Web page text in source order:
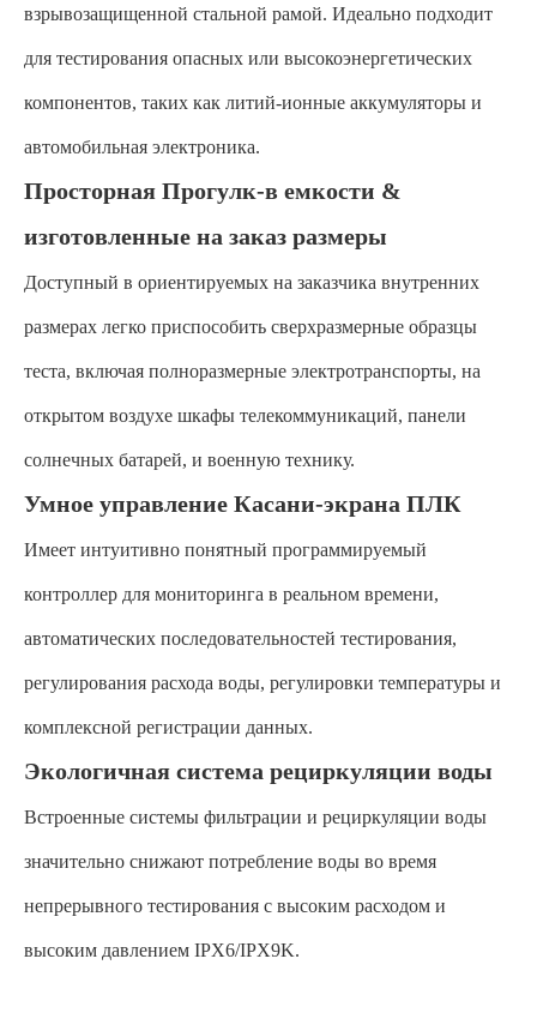
взрывозащищенной стальной рамой. Идеально подходит
для тестирования опасных или высокоэнергетических
компонентов, таких как литий-ионные аккумуляторы и
автомобильная электроника.
Просторная Прогулк-в емкости &
изготовленные на заказ размеры
Доступный в ориентируемых на заказчика внутренних
размерах легко приспособить сверхразмерные образцы
теста, включая полноразмерные электротранспорты, на
открытом воздухе шкафы телекоммуникаций, панели
солнечных батарей, и военную технику.
Умное управление Касани-экрана ПЛК
Имеет интуитивно понятный программируемый
контроллер для мониторинга в реальном времени,
автоматических последовательностей тестирования,
регулирования расхода воды, регулировки температуры и
комплексной регистрации данных.
Экологичная система рециркуляции воды
Встроенные системы фильтрации и рециркуляции воды
значительно снижают потребление воды во время
непрерывного тестирования с высоким расходом и
высоким давлением IPX6/IPX9K.